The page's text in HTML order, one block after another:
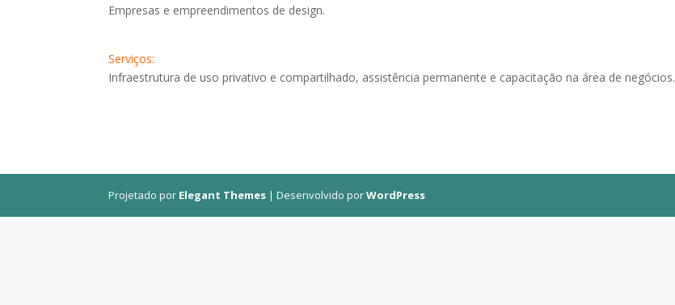
Empresas e empreendimentos de design.
Serviços:
Infraestrutura de uso privativo e compartilhado, assistência permanente e capacitação na área de negócios.
Projetado por Elegant Themes | Desenvolvido porWordPress